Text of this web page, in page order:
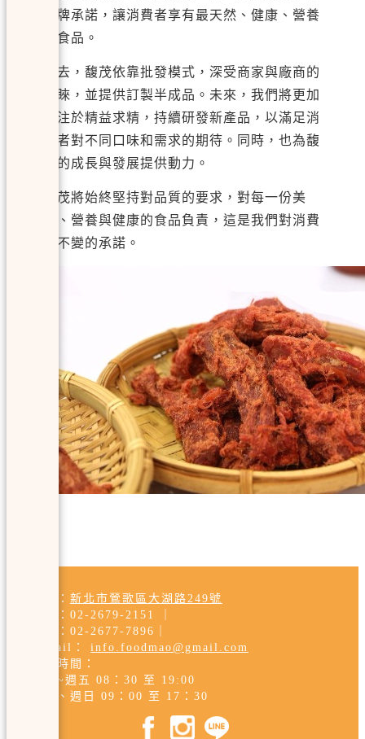
品牌承諾，讓消費者享有最天然、健康、營養
的食品。
過去，馥茂依靠批發模式，深受商家與廠商的
青睞，並提供訂製半成品。未來，我們將更加
專注於精益求精，持續研發新產品，以滿足消
費者對不同口味和需求的期待。同時，也為馥
茂的成長與發展提供動力。
馥茂將始終堅持對品質的要求，對每一份美
味、營養與健康的食品負責，這是我們對消費
者不變的承諾。
地址： 新北市鶯歌區大湖路249號
電話： 02-2679-2151
傳真：02-2677-7896
E-mail：
info.foodmao@gmail.com
營業時間：
週一~週五 08：30 至 19:00
週六、週日 09：00 至 17：30